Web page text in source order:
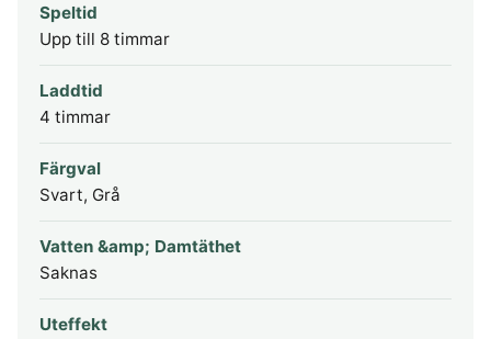
Speltid
Upp till 8 timmar
Laddtid
4 timmar
Färgval
Svart, Grå
Vatten &amp; Damtäthet
Saknas
Uteffekt